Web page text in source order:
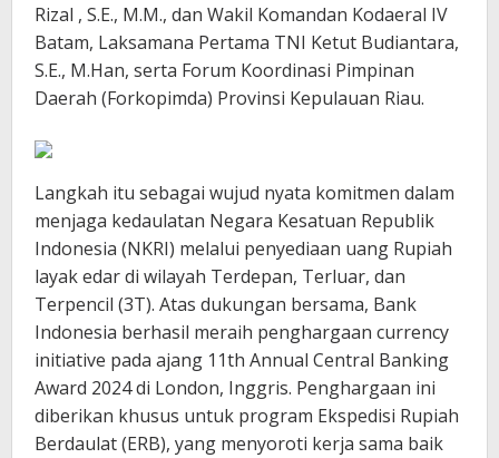
Rizal , S.E., M.M., dan Wakil Komandan Kodaeral IV
Batam, Laksamana Pertama TNI Ketut Budiantara,
S.E., M.Han, serta Forum Koordinasi Pimpinan
Daerah (Forkopimda) Provinsi Kepulauan Riau.
Langkah itu sebagai wujud nyata komitmen dalam
menjaga kedaulatan Negara Kesatuan Republik
Indonesia (NKRI) melalui penyediaan uang Rupiah
layak edar di wilayah Terdepan, Terluar, dan
Terpencil (3T). Atas dukungan bersama, Bank
Indonesia berhasil meraih penghargaan currency
initiative pada ajang 11th Annual Central Banking
Award 2024 di London, Inggris. Penghargaan ini
diberikan khusus untuk program Ekspedisi Rupiah
Berdaulat (ERB), yang menyoroti kerja sama baik